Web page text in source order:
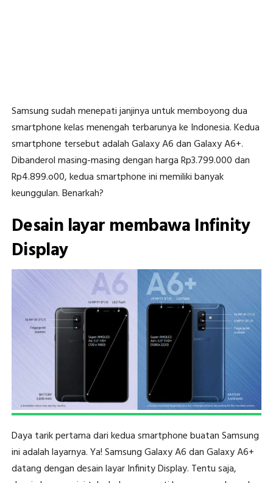
Samsung sudah menepati janjinya untuk memboyong dua
smartphone kelas menengah terbarunya ke Indonesia. Kedua
smartphone tersebut adalah Galaxy A6 dan Galaxy A6+.
Dibanderol masing-masing dengan harga Rp3.799.000 dan
Rp4.899.o00, kedua smartphone ini memiliki banyak
keunggulan. Benarkah?
Desain layar membawa Infinity
Display
Daya tarik pertama dari kedua smartphone buatan Samsung
ini adalah layarnya. Ya! Samsung Galaxy A6 dan Galaxy A6+
datang dengan desain layar Infinity Display. Tentu saja,